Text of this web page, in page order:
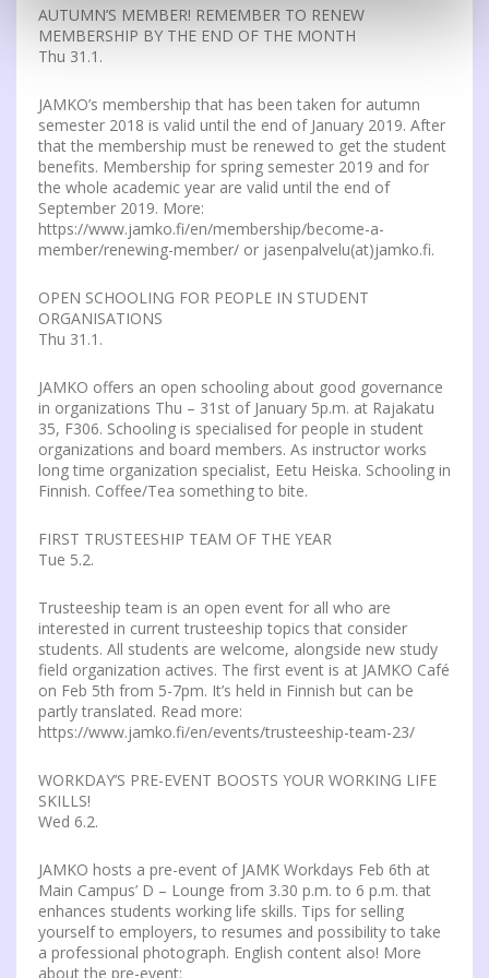
AUTUMN’S MEMBER! REMEMBER TO RENEW
MEMBERSHIP BY THE END OF THE MONTH
Thu 31.1.
JAMKO’s membership that has been taken for autumn
semester 2018 is valid until the end of January 2019. After
that the membership must be renewed to get the student
benefits. Membership for spring semester 2019 and for
the whole academic year are valid until the end of
September 2019. More:
https://www.jamko.fi/en/membership/become-a-
member/renewing-member/ or jasenpalvelu(at)jamko.fi.
OPEN SCHOOLING FOR PEOPLE IN STUDENT
ORGANISATIONS
Thu 31.1.
JAMKO offers an open schooling about good governance
in organizations Thu – 31st of January 5p.m. at Rajakatu
35, F306. Schooling is specialised for people in student
organizations and board members. As instructor works
long time organization specialist, Eetu Heiska. Schooling in
Finnish. Coffee/Tea something to bite.
FIRST TRUSTEESHIP TEAM OF THE YEAR
Tue 5.2.
Trusteeship team is an open event for all who are
interested in current trusteeship topics that consider
students. All students are welcome, alongside new study
field organization actives. The first event is at JAMKO Café
on Feb 5th from 5-7pm. It’s held in Finnish but can be
partly translated. Read more:
https://www.jamko.fi/en/events/trusteeship-team-23/
WORKDAY’S PRE-EVENT BOOSTS YOUR WORKING LIFE
SKILLS!
Wed 6.2.
JAMKO hosts a pre-event of JAMK Workdays Feb 6th at
Main Campus’ D – Lounge from 3.30 p.m. to 6 p.m. that
enhances students working life skills. Tips for selling
yourself to employers, to resumes and possibility to take
a professional photograph. English content also! More
about the pre-event: